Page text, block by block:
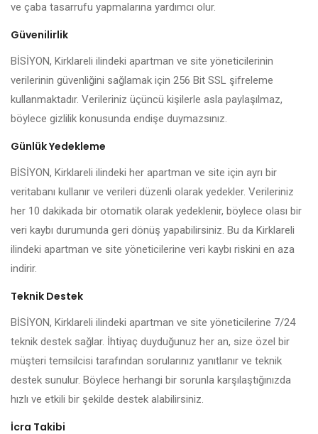
ve çaba tasarrufu yapmalarına yardımcı olur.
Güvenilirlik
BİSİYON, Kirklareli ilindeki apartman ve site yöneticilerinin
verilerinin güvenliğini sağlamak için 256 Bit SSL şifreleme
kullanmaktadır. Verileriniz üçüncü kişilerle asla paylaşılmaz,
böylece gizlilik konusunda endişe duymazsınız.
Günlük Yedekleme
BİSİYON, Kirklareli ilindeki her apartman ve site için ayrı bir
veritabanı kullanır ve verileri düzenli olarak yedekler. Verileriniz
her 10 dakikada bir otomatik olarak yedeklenir, böylece olası bir
veri kaybı durumunda geri dönüş yapabilirsiniz. Bu da Kirklareli
ilindeki apartman ve site yöneticilerine veri kaybı riskini en aza
indirir.
Teknik Destek
BİSİYON, Kirklareli ilindeki apartman ve site yöneticilerine 7/24
teknik destek sağlar. İhtiyaç duyduğunuz her an, size özel bir
müşteri temsilcisi tarafından sorularınız yanıtlanır ve teknik
destek sunulur. Böylece herhangi bir sorunla karşılaştığınızda
hızlı ve etkili bir şekilde destek alabilirsiniz.
İcra Takibi